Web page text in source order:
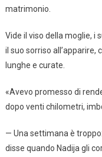
matrimonio.
Vide il viso della moglie, i
il suo sorriso all’apparire,
lunghe e curate.
«Avevo promesso di
dopo venti chilometri,
— Una settimana è
disse quando Nadija gli